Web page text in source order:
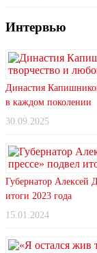
Интервью
Династия
в каждом поколении
30.09.2025
Губернатор Алексей
итоги 2023 года
15.01.2024